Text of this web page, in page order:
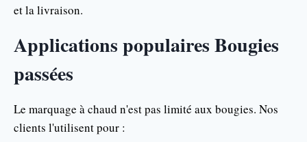
et la livraison.
Applications populaires Bougies
passées
Le marquage à chaud n'est pas limité aux bougies. Nos
clients l'utilisent pour :